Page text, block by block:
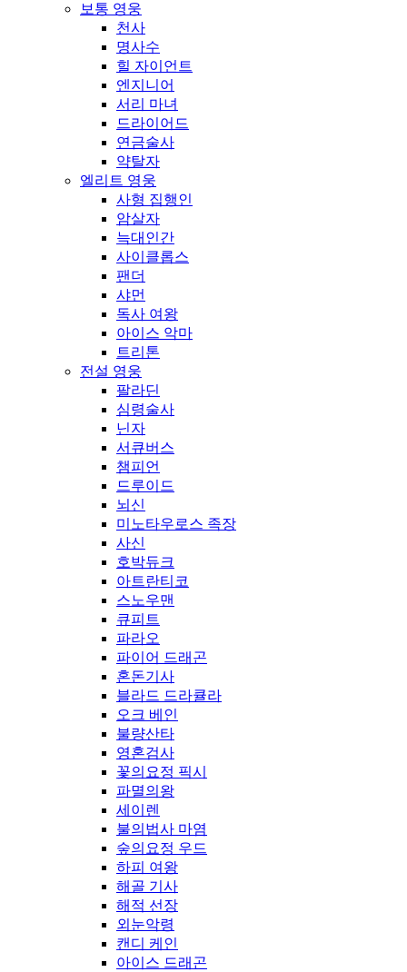
보통 영웅
천사
명사수
힐 자이언트
엔지니어
서리 마녀
드라이어드
연금술사
약탈자
엘리트 영웅
사형 집행인
암살자
늑대인간
사이클롭스
팬더
샤먼
독사 여왕
아이스 악마
트리톤
전설 영웅
팔라딘
심령술사
닌자
서큐버스
챔피언
드루이드
뇌신
미노타우로스 족장
사신
호박듀크
아트란티코
스노우맨
큐피트
파라오
파이어 드래곤
혼돈기사
블라드 드라큘라
오크 베인
불량산타
영혼검사
꽃의요정 픽시
파멸의왕
세이렌
불의법사 마염
숲의요정 우드
하피 여왕
해골 기사
해적 선장
외눈악령
캔디 케인
아이스 드래곤